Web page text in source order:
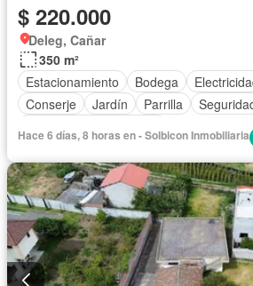
$ 220.000
Deleg, Cañar
350 m²
Estacionamiento
Bodega
Conserje
Jardín Parrilla
Hace 6 días, 8 horas en - Solbicon Inmobiliaria